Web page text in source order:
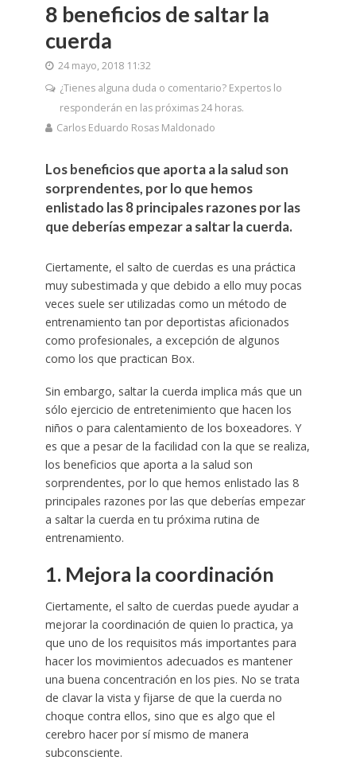
8 beneficios de saltar la
cuerda
24 mayo, 2018 11:32
¿Tienes alguna duda o comentario? Expertos lo
responderán en las próximas 24 horas.
Carlos Eduardo Rosas Maldonado
Los beneficios que aporta a la salud son
sorprendentes, por lo que hemos
enlistado las 8 principales razones por las
que deberías empezar a saltar la cuerda.
Ciertamente, el salto de cuerdas es una práctica
muy subestimada y que debido a ello muy pocas
veces suele ser utilizadas como un método de
entrenamiento tan por deportistas aficionados
como profesionales, a excepción de algunos
como los que practican Box.
Sin embargo, saltar la cuerda implica más que un
sólo ejercicio de entretenimiento que hacen los
niños o para calentamiento de los boxeadores. Y
es que a pesar de la facilidad con la que se realiza,
los beneficios que aporta a la salud son
sorprendentes, por lo que hemos enlistado las 8
principales razones por las que deberías empezar
a saltar la cuerda en tu próxima rutina de
entrenamiento.
1. Mejora la coordinación
Ciertamente, el salto de cuerdas puede ayudar a
mejorar la coordinación de quien lo practica, ya
que uno de los requisitos más importantes para
hacer los movimientos adecuados es mantener
una buena concentración en los pies. No se trata
de clavar la vista y fijarse de que la cuerda no
choque contra ellos, sino que es algo que el
cerebro hacer por sí mismo de manera
subconsciente.